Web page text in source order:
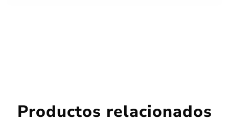
Productos relacionados